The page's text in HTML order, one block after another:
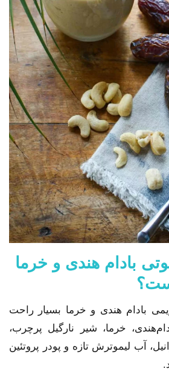
بادام هندی و خرما
بادام هندی و خرما بسیار راحت
خرما، شیر نارگیل پرچرب،
آب لیموترش تازه و پودر پروتئین